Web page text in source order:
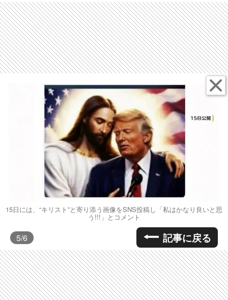
15日には、“キリスト”と寄り添う画像をSNS投稿し「私はかなり良いと思
う!!!」とコメント
5/6 記事に戻る